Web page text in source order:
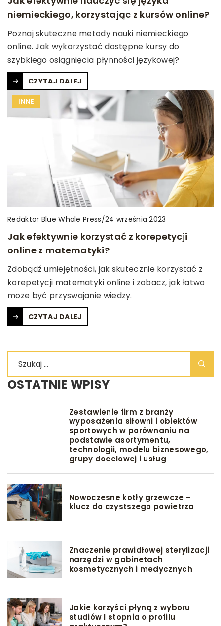
niemieckiego, korzystając z kursów online?
Poznaj skuteczne metody nauki niemieckiego
online. Jak wykorzystać dostępne kursy do
szybkiego osiągnięcia płynności językowej?
CZYTAJ DALEJ
INNE
Redaktor Blue Whale Press/24 września 2023
Jak efektywnie korzystać z korepetycji
online z matematyki?
Zdobądź umiejętności, jak skutecznie korzystać z
korepetycji matematyki online i zobacz, jak łatwo
może być przyswajanie wiedzy.
CZYTAJ DALEJ
OSTATNIE WPISY
Zestawienie firm z branży
wyposażenia siłowni i obiektów
sportowych w porównaniu na
podstawie asortymentu,
technologii, modelu biznesowego,
grupy docelowej i usług
Nowoczesne kotły grzewcze –
klucz do czystszego powietrza
Znaczenie prawidłowej sterylizacji
narzędzi w gabinetach
kosmetycznych i medycznych
Jakie korzyści płyną z wyboru
studiów I stopnia o profilu